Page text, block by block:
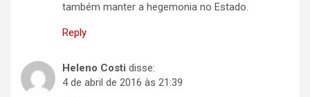
também manter a hegemonia no Estado.
Reply
Heleno Costi disse:
4 de abril de 2016 às 21:39